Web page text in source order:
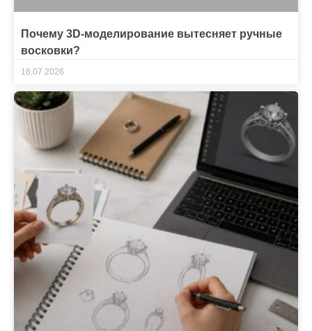
Почему 3D-моделирование вытесняет ручные
восковки?
16.07.2026